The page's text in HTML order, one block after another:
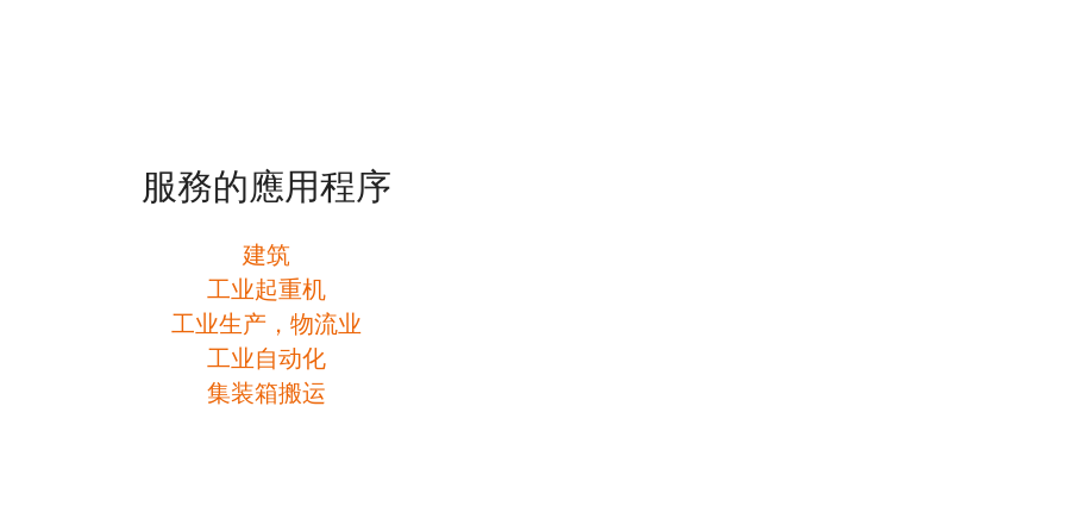
服務的應用程序
建筑
工业起重机
工业生产，物流业
工业自动化
集装箱搬运